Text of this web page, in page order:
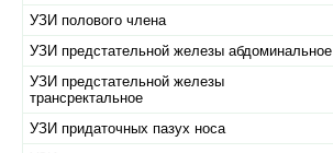
УЗИ полового члена
УЗИ предстательной железы абдоминальное
УЗИ предстательной железы
трансректальное
УЗИ придаточных пазух носа